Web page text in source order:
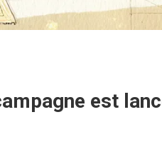
est